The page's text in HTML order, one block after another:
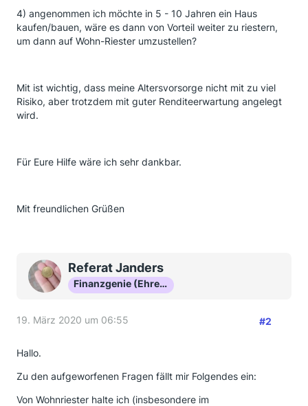
4) angenommen ich möchte in 5 - 10 Jahren ein Haus
kaufen/bauen, wäre es dann von Vorteil weiter zu riestern,
um dann auf Wohn-Riester umzustellen?
Mit ist wichtig, dass meine Altersvorsorge nicht mit zu viel
Risiko, aber trotzdem mit guter Renditeerwartung angelegt
wird.
Für Eure Hilfe wäre ich sehr dankbar.
Mit freundlichen Grüßen
Referat Janders
Finanzgenie (Ehrenmitglied)
19. März 2020 um 06:55 #2
Hallo.
Zu den aufgeworfenen Fragen fällt mir Folgendes ein:
Von Wohnriester halte ich (insbesondere im